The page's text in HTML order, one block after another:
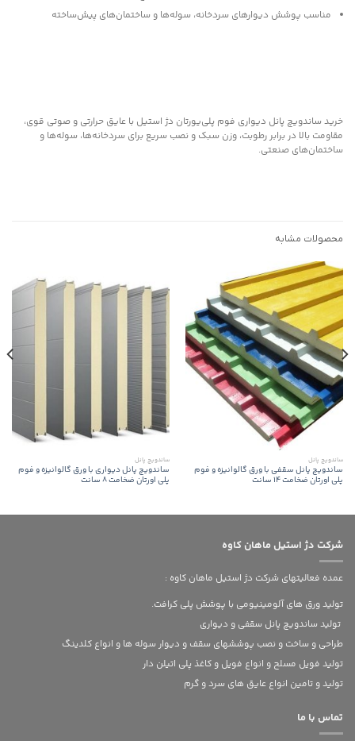
مناسب پوشش دیوارهای سردخانه، سوله‌ها و ساختمان‌های پیش‌ساخته
خرید ساندویچ پانل دیواری فوم پلی‌یورتان دژ استیل با عایق حرارتی و صوتی قوی،
مقاومت بالا در برابر رطوبت، وزن سبک و نصب سریع برای سردخانه‌ها، سوله‌ها و
ساختمان‌های صنعتی.
محصولات مشابه
ساندویچ پانل
ساندویچ پانل سقفی با ورق گالوانیزه و فوم
پلی اورتان ضخامت 14 سانت
ساندویچ پانل
ساندویچ پانل دیواری با ورق گالوانیزه و فوم
پلی اورتان ضخامت 8 سانت
شرکت دژ استیل ماهان کاوه
عمده فعالیتهای شرکت دژ استیل ماهان کاوه :
تولید ورق های آلومینیومی با پوشش پلی کرافت.
تولید ساندویچ پانل سقفی و دیواری
طراحی و ساخت و نصب پوششهای سقف و دیوار سوله ها و انواع کلدینگ
تولید فویل مسلح و انواع فویل و کاغذ پلی اتیلن دار
تولید و تامین انواع عایق های سرد و گرم
تماس با ما